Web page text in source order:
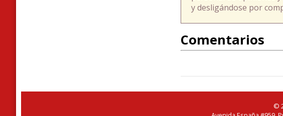
y desligándose por
Comentarios
©